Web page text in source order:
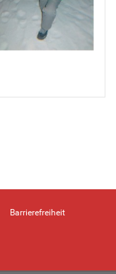
Barrierefreiheit